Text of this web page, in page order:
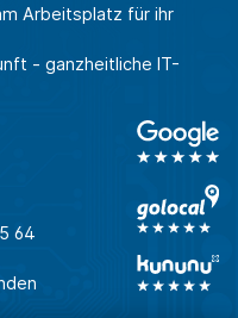
Arbeitsplatz für ihr
- ganzheitliche IT-
64